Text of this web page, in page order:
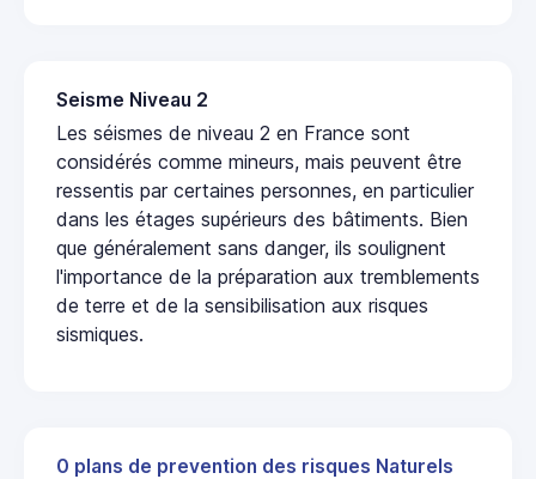
Seisme Niveau 2
Les séismes de niveau 2 en France sont
considérés comme mineurs, mais peuvent être
ressentis par certaines personnes, en particulier
dans les étages supérieurs des bâtiments. Bien
que généralement sans danger, ils soulignent
l'importance de la préparation aux tremblements
de terre et de la sensibilisation aux risques
sismiques.
0 plans de prevention des risques Naturels